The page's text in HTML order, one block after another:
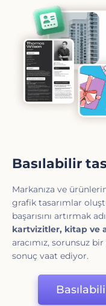
Basılabilir
Markanıza ve
grafik tasarımlar
başarısını artırmak
kartvizitler, kitap ve
aracımız, sorunsuz
sonuç vaat ediyor.